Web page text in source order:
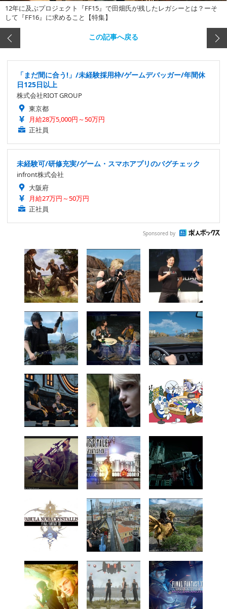
12年に及ぶプロジェクト『FF15』で田畑氏が残したレガシーとは？ーそ
して『FF16』に求めること【特集】
この記事へ戻る
「まだ間に合う!」/未経験採用枠/ゲームデバッガー/年間休
日125日以上
株式会社RIOT GROUP
東京都
月給28万5,000円～50万円
正社員
未経験可/研修充実/ゲーム・スマホアプリのバグチェック
infront株式会社
大阪府
月給27万円～50万円
正社員
Sponsored by